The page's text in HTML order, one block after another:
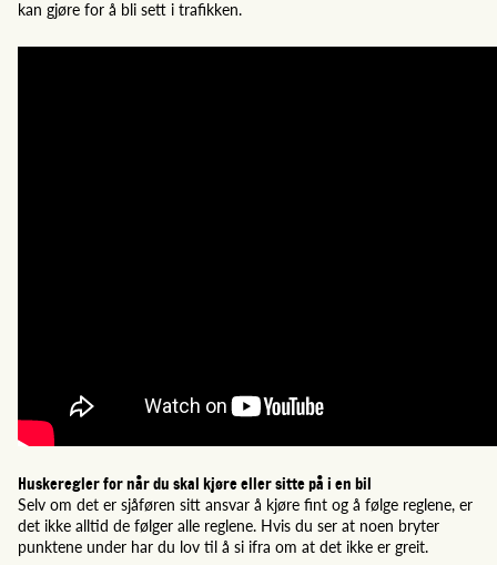
kan gjøre for å bli sett i trafikken.
Huskeregler for når du skal kjøre eller sitte på i en bil
Selv om det er sjåføren sitt ansvar å kjøre fint og å følge reglene, er
det ikke alltid de følger alle reglene. Hvis du ser at noen bryter
punktene under har du lov til å si ifra om at det ikke er greit.